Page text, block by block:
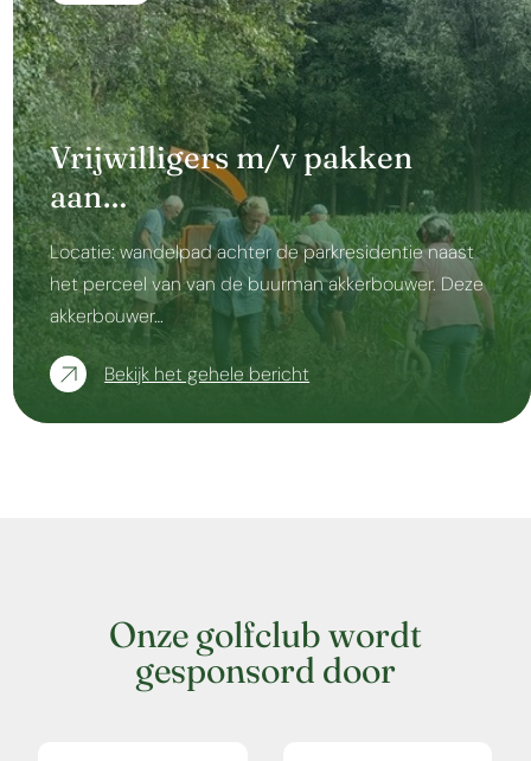
Vrijwilligers m/v pakken
aan…
Locatie: wandelpad achter de parkresidentie naast
het perceel van van de buurman akkerbouwer. Deze
akkerbouwer…
Bekijk het gehele bericht
Onze golfclub wordt
gesponsord door